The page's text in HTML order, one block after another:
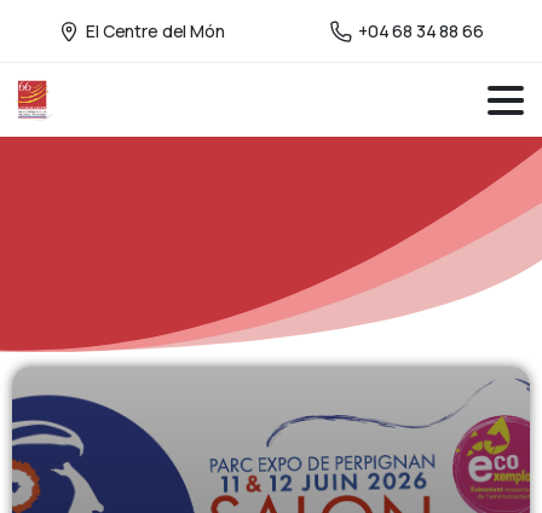
El Centre del Món +04 68 34 88 66